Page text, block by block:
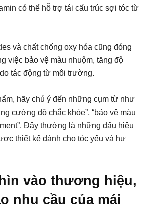
có thể hỗ trợ tái cấu trúc sợi tóc từ
và chất chống oxy hóa cũng đóng
việc bảo vệ màu nhuộm, tăng độ
tác động từ môi trường.
hãy chú ý đến những cụm từ như
cường độ chắc khỏe”, “bảo vệ màu
Đây thường là những dấu hiệu
thiết kế dành cho tóc yếu và hư
vào thương hiệu,
nhu cầu của mái